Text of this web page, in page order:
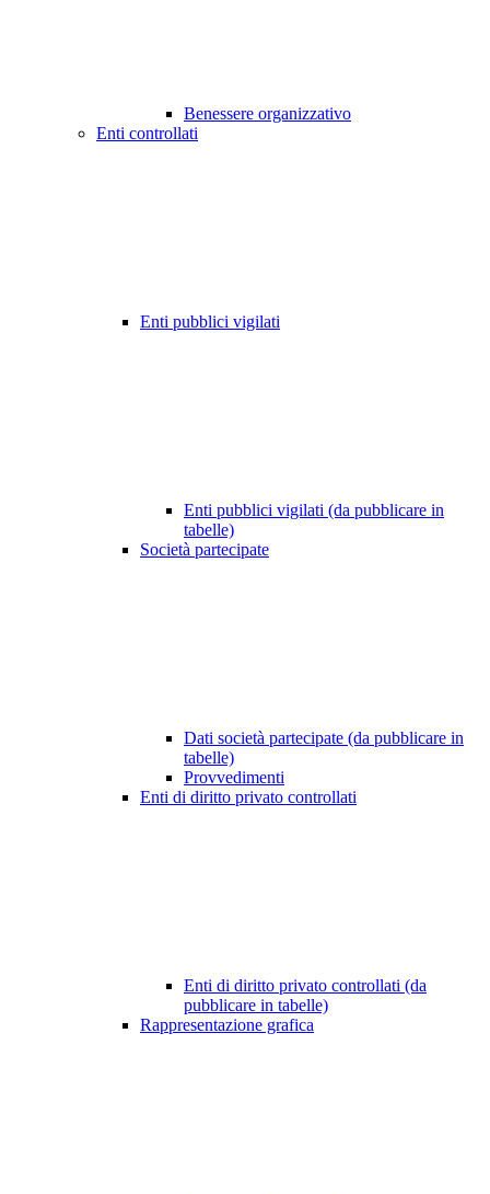
Benessere organizzativo
Enti controllati
Enti pubblici vigilati
Enti pubblici vigilati (da pubblicare in
tabelle)
Società partecipate
Dati società partecipate (da pubblicare in
tabelle)
Provvedimenti
Enti di diritto privato controllati
Enti di diritto privato controllati (da
pubblicare in tabelle)
Rappresentazione grafica